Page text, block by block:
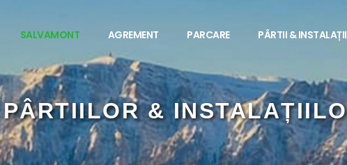
SALVAMONT AGREMENT PARCARE PÂRTII & INSTALAȚII